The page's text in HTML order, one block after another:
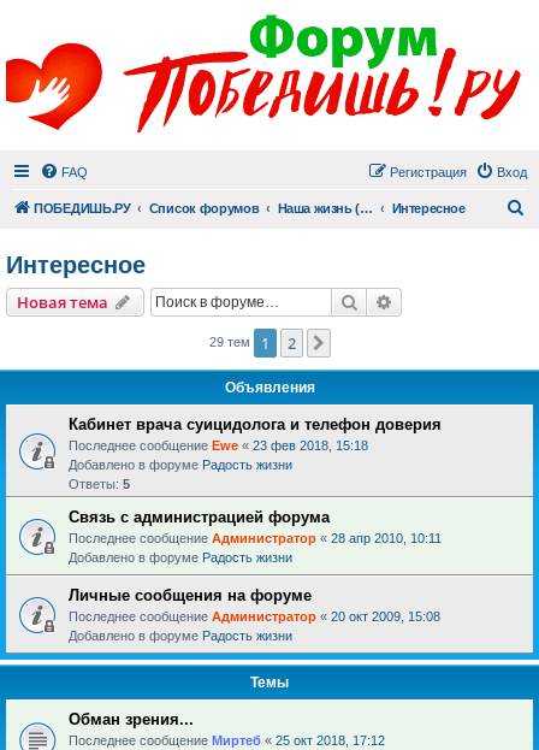
FAQ Вход
Регистрация
ПОБЕДИШЬ.РУ Список форумов Наша жизнь (не всё же о суициде!) Интересное
Интересное
Новая тема Поиск
29 тем 1 2
Объявления
Кабинет врача суицидолога и телефон доверия
Последнее сообщение Ewe « 23 фев 2018, 15:18
Добавлено в форуме Радость жизни
Ответы: 5
Связь с администрацией форума
Последнее сообщение Администратор « 28 апр 2010, 10:11
Добавлено в форуме Радость жизни
Личные сообщения на форуме
Последнее сообщение Администратор « 20 окт 2009, 15:08
Добавлено в форуме Радость жизни
Темы
Обман зрения...
Последнее сообщение Миртеб « 25 окт 2018, 17:12